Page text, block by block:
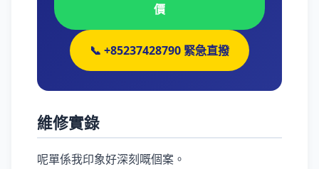
價
📞 +85237428790 緊急直撥
維修實錄
呢單係我印象好深刻嘅個案。